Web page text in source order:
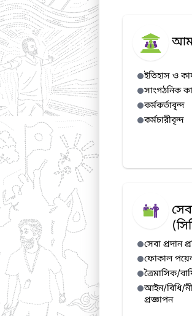
ইতিহাস ও
সাংগঠনিক
কর্মকর্তাবৃন্দ
কর্মচারীবৃন্দ
সেবা প্রদান
ফোকাল
ত্রৈমাসিক/
আইন/বিধি/
প্রজ্ঞাপন